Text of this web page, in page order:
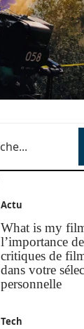
Actu
What is my
l’importance
critiques de
dans votre
personnelle
Tech